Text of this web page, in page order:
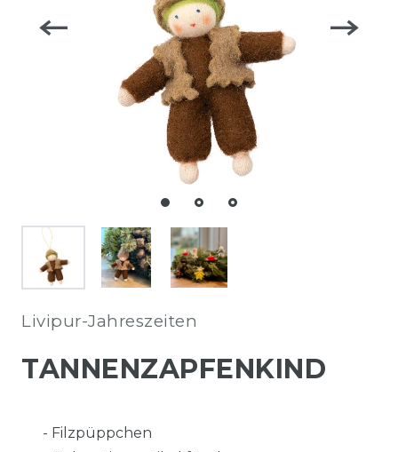
Livipur-Jahreszeiten
TANNENZAPFENKIND
- Filzpüppchen